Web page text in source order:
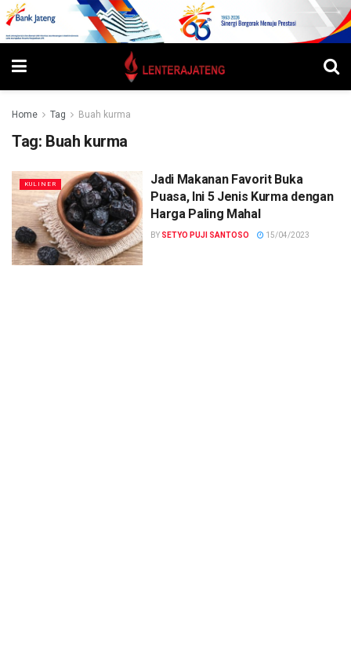
Home Tag Buah kurma
Tag: Buah kurma
KULINER
Jadi Makanan Favorit Buka
Puasa, Ini 5 Jenis Kurma dengan
Harga Paling Mahal
BY SETYO PUJI SANTOSO 15/04/2023